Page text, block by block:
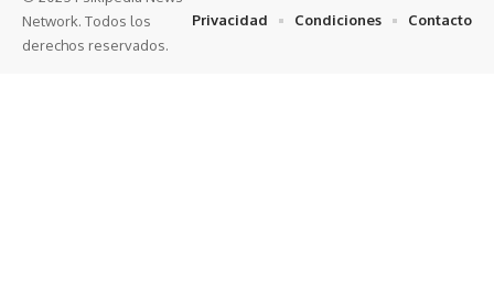
Network. Todos los
derechos reservados.
Privacidad Condiciones Contacto